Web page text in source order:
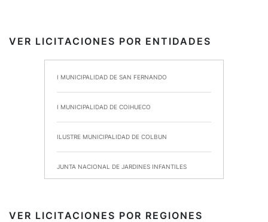
VER LICITACIONES POR ENTIDADES
I MUNICIPALIDAD DE SAN FERNANDO
I MUNICIPALIDAD DE COIHUECO
ILUSTRE MUNICIPALIDAD DE COLBUN
JUNTA NACIONAL DE JARDINES INFANTILES
VER LICITACIONES POR REGIONES